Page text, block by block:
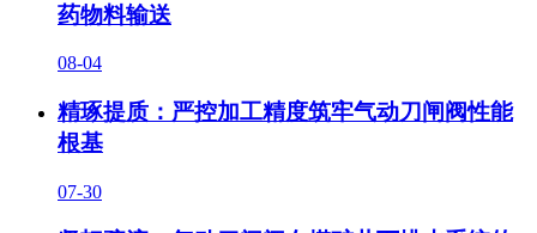
药物料输送
08-04
精琢提质：严控加工精度筑牢气动刀闸阀性能
根基
07-30